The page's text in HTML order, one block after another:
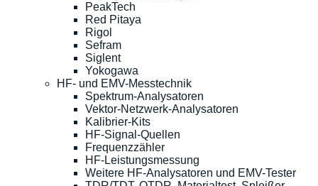
PeakTech
Red Pitaya
Rigol
Sefram
Siglent
Yokogawa
HF- und EMV-Messtechnik
Spektrum-Analysatoren
Vektor-Netzwerk-Analysatoren
Kalibrier-Kits
HF-Signal-Quellen
Frequenzzähler
HF-Leistungsmessung
Weitere HF-Analysatoren und EMV-Tester